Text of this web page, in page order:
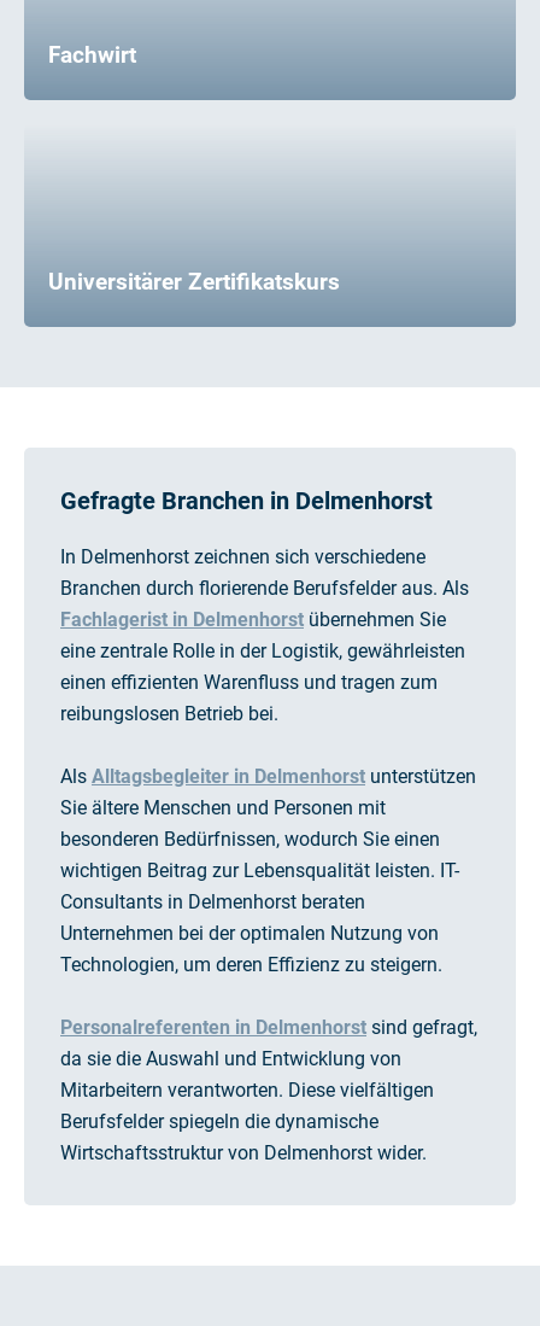
Fachwirt
Universitärer Zertifikatskurs
Gefragte Branchen in Delmenhorst
In Delmenhorst zeichnen sich verschiedene
Branchen durch florierende Berufsfelder aus. Als
Fachlagerist in Delmenhorst übernehmen Sie
eine zentrale Rolle in der Logistik, gewährleisten
einen effizienten Warenfluss und tragen zum
reibungslosen Betrieb bei.
Als Alltagsbegleiter in Delmenhorst unterstützen
Sie ältere Menschen und Personen mit
besonderen Bedürfnissen, wodurch Sie einen
wichtigen Beitrag zur Lebensqualität leisten. IT-
Consultants in Delmenhorst beraten
Unternehmen bei der optimalen Nutzung von
Technologien, um deren Effizienz zu steigern.
Personalreferenten in Delmenhorst sind gefragt,
da sie die Auswahl und Entwicklung von
Mitarbeitern verantworten. Diese vielfältigen
Berufsfelder spiegeln die dynamische
Wirtschaftsstruktur von Delmenhorst wider.